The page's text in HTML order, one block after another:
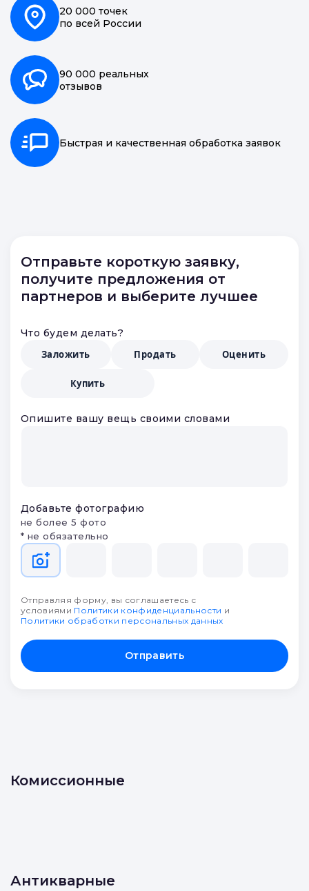
20 000 точек
по всей России
90 000 реальных
отзывов
Быстрая и качественная обработка заявок
Отправьте короткую заявку,
получите предложения от
партнеров и выберите лучшее
Что будем делать?
Заложить
Продать Оценить
Купить
Опишите вашу вещь своими словами
Добавьте фотографию
не более 5 фото
* не обязательно
Отправляя форму, вы соглашаетесь с
условиями Политики конфиденциальности и
Политики обработки персональных данных
Отправить
Комиссионные
Антикварные